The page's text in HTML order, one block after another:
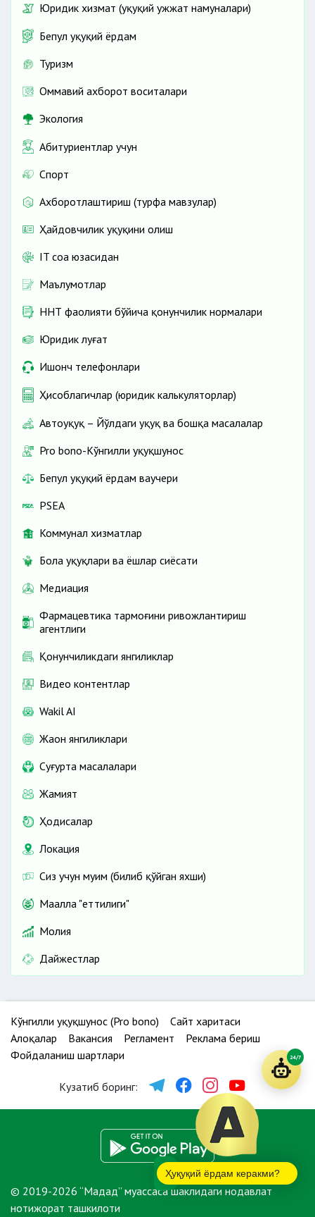
Юридик хизмат (ҳуқуқий ҳужжат намуналари)
Бепул ҳуқуқий ёрдам
Туризм
Оммавий ахборот воситалари
Экология
Абитуриентлар учун
Спорт
Ахборотлаштириш (турфа мавзулар)
Ҳайдовчилик ҳуқуқини олиш
IT соҳа юзасидан
Маълумотлар
ННТ фаолияти бўйича қонунчилик нормалари
Юридик луғат
Ишонч телефонлари
Ҳисоблагичлар (юридик калькуляторлар)
Автоҳуқуқ – Йўлдаги ҳуқуқ ва бошқа масалалар
Pro bono-Кўнгилли ҳуқуқшунос
Бепул ҳуқуқий ёрдам ваучери
PSEA
Коммунал хизматлар
Бола ҳуқуқлари ва ёшлар сиёсати
Медиация
Фармацевтика тармоғини ривожлантириш
агентлиги
Қонунчиликдаги янгиликлар
Видео контентлар
Wakil AI
Жаҳон янгиликлари
Cуғурта масалалари
Жамият
Ҳодисалар
Локация
Сиз учун муҳим (билиб қўйган яхши)
Маҳалла "еттилиги"
Молия
Дайжестлар
Кўнгилли ҳуқуқшунос (Pro bono)
Сайт харитаси
Алоқалар
Вакансия Регламент
Реклама бериш
Фойдаланиш шартлари
Кузатиб боринг:
© 2019-2026 “Мадад” муассаса шаклидаги нодавлат
нотижорат ташкилоти
Ҳуқуқий ёрдам керакми?
24/7